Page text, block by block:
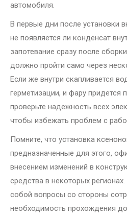
автомобиля.
В первые дни после установки
не появляется ли конденсат
запотевание сразу после
должно пройти само через
Если же внутри скапливается
герметизации, и фару придется
проверьте надежность всех
чтобы избежать проблем с
Помните, что установка
предназначенные для этого,
внесением изменений в
средства в некоторых
собой вопросы со стороны
необходимость прохождения